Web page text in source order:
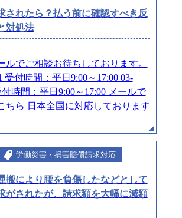
されたら？払う前に確認すべき反
対処法
ルでご相談お待ちしております。
受付時間：平日9:00～17:00 03-
付時間：平日9:00～17:00 メールで
ちら 日本全国に対応しております
労働災害・損害賠償請求対応
搬により腰を負傷したなどとして
がされたが、請求額を大幅に減額